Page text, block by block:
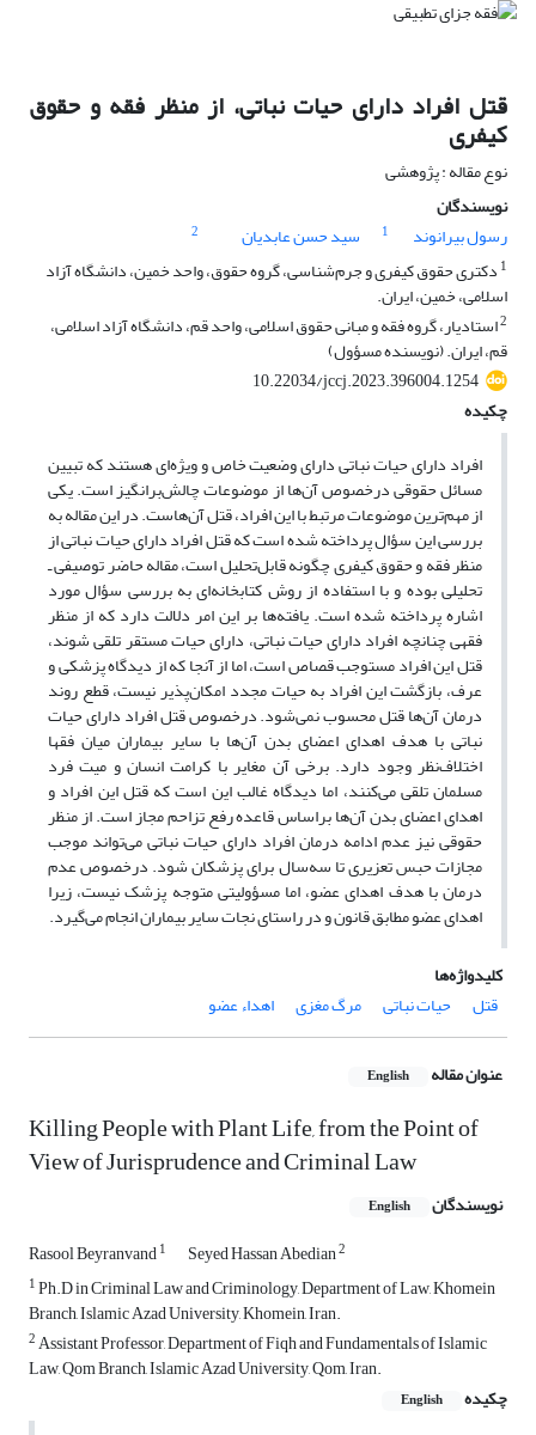
قتل افراد دارای حیات نباتی، از منظر فقه و حقوق
کیفری
نوع مقاله : پژوهشی
نویسندگان
رسول بیرانوند
1 سید حسن عابدیان
2
1 دکتری حقوق کیفری و جرم‌شناسی، گروه حقوق، واحد خمین، دانشگاه آزاد
اسلامی، خمین، ایران.
2استادیار، گروه فقه و مبانی حقوق اسلامی، واحد قم، دانشگاه آزاد اسلامی،
قم، ایران. (نویسنده مسؤول)
10.22034/jccj.2023.396004.1254
چکیده
افراد دارای حیات نباتی دارای وضعیت خاص و ویژه‌ای هستند که تبیین
مسائل حقوقی درخصوص آن‌ها از موضوعات چالش‌‌برانگیز است. یکی
از مهم‌ترین موضوعات مرتبط با این افراد، قتل آن‌هاست. در این مقاله به
بررسی این سؤال پرداخته ‌شده است که قتل افراد دارای حیات نباتی از
منظر فقه و حقوق کیفری چگونه قابل‌تحلیل است، مقاله حاضر توصیفی ـ
تحلیلی بوده و با استفاده از روش کتابخانه‌ای به بررسی سؤال مورد
اشاره پرداخته ‌شده است. یافته‌ها بر این امر دلالت دارد که از منظر
فقهی چنانچه افراد دارای حیات نباتی، دارای حیات مستقر تلقی شوند،
قتل این افراد مستوجب قصاص است، اما از آنجا که از دیدگاه پزشکی و
عرف، بازگشت این افراد به حیات مجدد امکان‌پذیر نیست، قطع روند
درمان آن‌ها قتل محسوب نمی‌شود. درخصوص قتل افراد دارای حیات
نباتی با هدف اهدای اعضای بدن آن‌ها با سایر بیماران میان فقها
اختلاف‌نظر وجود دارد. برخی آن مغایر با کرامت انسان و میت فرد
مسلمان تلقی می‌کنند، اما دیدگاه غالب این است که قتل این افراد و
اهدای اعضای بدن آن‌ها براساس قاعده رفع تزاحم مجاز است. از منظر
حقوقی نیز عدم ادامه درمان افراد دارای حیات نباتی می‌تواند موجب
مجازات حبس تعزیری تا سه‌سال برای پزشکان شود. درخصوص عدم
درمان با هدف اهدای عضو، اما مسؤولیتی متوجه پزشک نیست، زیرا
اهدای عضو مطابق قانون و در راستای نجات سایر بیماران انجام می‌گیرد.
کلیدواژه‌ها
قتل
حیات نباتی مرگ مغزی اهداء عضو
عنوان مقاله English
Killing People with Plant Life, from the Point of
View of Jurisprudence and Criminal Law
نویسندگان English
Rasool Beyranvand1 Seyed Hassan Abedian2
1Ph.D in Criminal Law and Criminology, Department of Law, Khomein
Branch, Islamic Azad University, Khomein, Iran.
2Assistant Professor, Department of Fiqh and Fundamentals of Islamic
Law, Qom Branch, Islamic Azad University, Qom, Iran.
چکیده
English